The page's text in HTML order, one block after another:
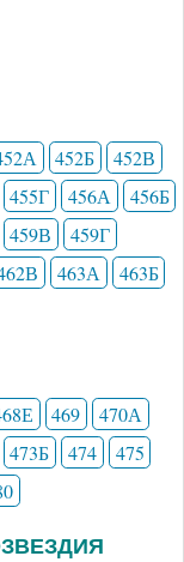
452Б
452В
455Г 456А
456Б
459В
459Г
463А
463Б
469
470А
473Б 474
475